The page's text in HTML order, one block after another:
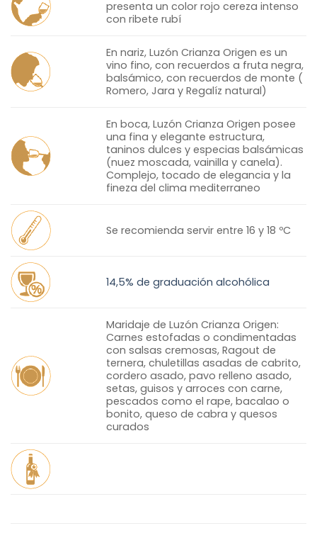
presenta un color rojo cereza intenso
con ribete rubí
En nariz, Luzón Crianza Origen es un
vino fino, con recuerdos a fruta negra,
balsámico, con recuerdos de monte (
Romero, Jara y Regalíz natural)
En boca, Luzón Crianza Origen posee
una fina y elegante estructura,
taninos dulces y especias balsámicas
(nuez moscada, vainilla y canela).
Complejo, tocado de elegancia y la
fineza del clima mediterraneo
Se recomienda servir entre 16 y 18 ºC
14,5% de graduación alcohólica
Maridaje de Luzón Crianza Origen:
Carnes estofadas o condimentadas
con salsas cremosas, Ragout de
ternera, chuletillas asadas de cabrito,
cordero asado, pavo relleno asado,
setas, guisos y arroces con carne,
pescados como el rape, bacalao o
bonito, queso de cabra y quesos
curados